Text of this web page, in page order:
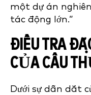
một dự án
tác động lớn.”
ĐIỀU TRA
CỦA CẦU
Dưới sự dẫn dắt